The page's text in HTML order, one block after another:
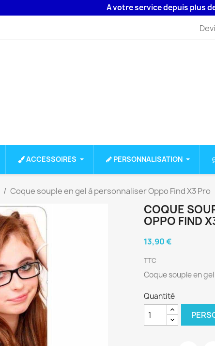
A votre service depuis plus de 15
ACCESSOIRES PERSONNALISATION
Coque souple en gel à personnaliser Oppo Find X3 Pro
COQUE
OPPO FIND
13,90 €
TTC
Coque souple en
Quantité